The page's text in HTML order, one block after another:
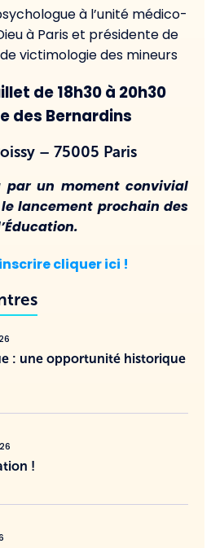
à l’unité médico-
à Paris et présidente de
victimologie des mineurs
de 18h30 à 20h30
des Bernardins
– 75005 Paris
par un moment convivial
lancement prochain des
cliquer ici !
: une opportunité historique
!